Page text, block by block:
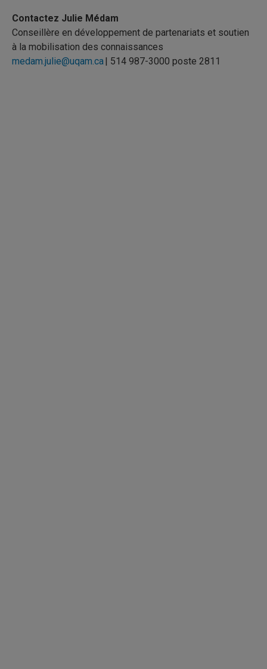
Contactez Julie Médam
Conseillère en développement de partenariats et soutien
à la mobilisation des connaissances
medam.julie@uqam.ca| 514 987-3000 poste 2811